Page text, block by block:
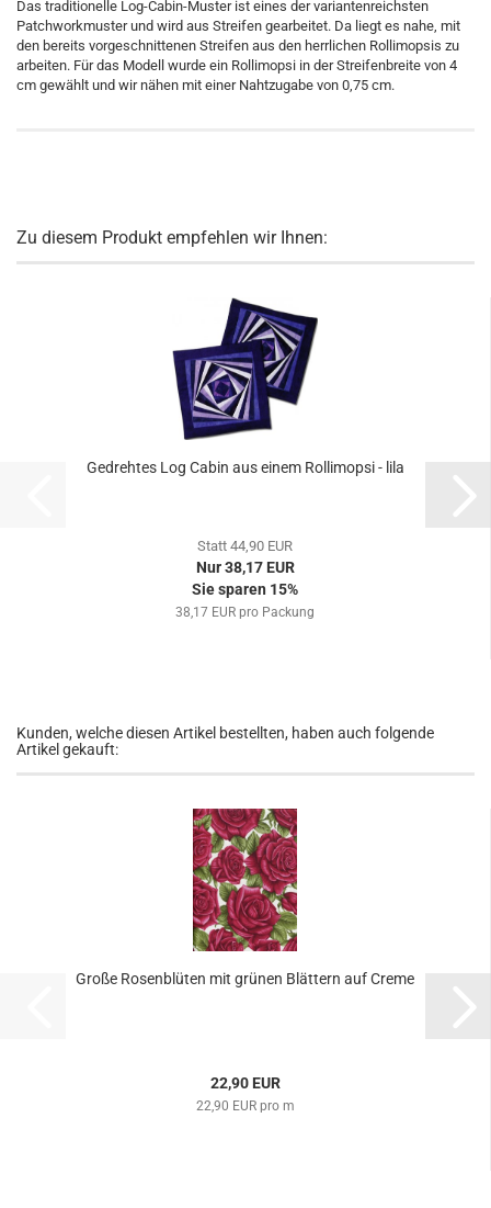
Das traditionelle Log-Cabin-Muster ist eines der variantenreichsten
Patchworkmuster und wird aus Streifen gearbeitet. Da liegt es nahe, mit
den bereits vorgeschnittenen Streifen aus den herrlichen Rollimopsis zu
arbeiten. Für das Modell wurde ein Rollimopsi in der Streifenbreite von 4
cm gewählt und wir nähen mit einer Nahtzugabe von 0,75 cm.
Zu diesem Produkt empfehlen wir Ihnen:
Gedrehtes Log Cabin aus einem Rollimopsi - lila
Statt 44,90 EUR
Nur 38,17 EUR
Sie sparen 15%
38,17 EUR pro Packung
Kunden, welche diesen Artikel bestellten, haben auch folgende
Artikel gekauft:
Große Rosenblüten mit grünen Blättern auf Creme
22,90 EUR
22,90 EUR pro m